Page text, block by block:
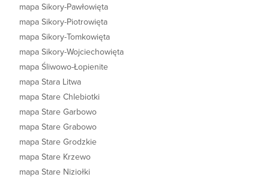
mapa Sikory-Pawłowięta
mapa Sikory-Piotrowięta
mapa Sikory-Tomkowięta
mapa Sikory-Wojciechowięta
mapa Śliwowo-Łopienite
mapa Stara Litwa
mapa Stare Chlebiotki
mapa Stare Garbowo
mapa Stare Grabowo
mapa Stare Grodzkie
mapa Stare Krzewo
mapa Stare Niziołki